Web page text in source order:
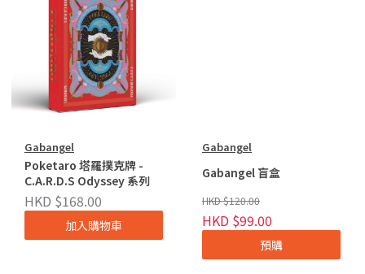
Gabangel
Poketaro 塔羅撲克牌 -
C.A.R.D.S Odyssey 系列
HKD $168.00
加入購物車
Gabangel
Gabangel 盲盒
HKD $120.00
HKD $99.00
預購